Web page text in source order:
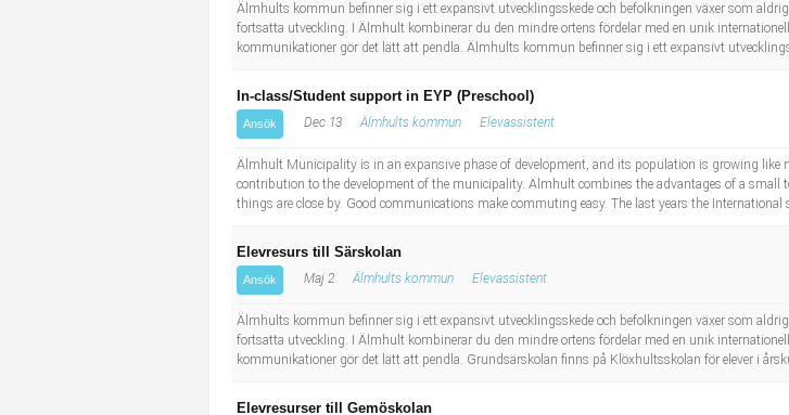
Älmhults kommun befinner sig i ett expansivt utvecklingsskede och befolkningen växer som
fortsatta utveckling. I Älmhult kombinerar du den mindre ortens fördelar med en unik
kommunikationer gör det lätt att pendla. Älmhults kommun befinner sig i ett expansivt
In-class/Student support in EYP (Preschool)
Ansök Dec 13 Älmhults kommun Elevassistent
Älmhult Municipality is in an expansive phase of development, and its population is growing like
contribution to the development of the municipality. Älmhult combines the advantages of a
things are close by. Good communications make commuting easy. The last years the
Elevresurs till Särskolan
Ansök Maj 2 Älmhults kommun Elevassistent
Älmhults kommun befinner sig i ett expansivt utvecklingsskede och befolkningen växer som
fortsatta utveckling. I Älmhult kombinerar du den mindre ortens fördelar med en unik
kommunikationer gör det lätt att pendla. Grundsärskolan finns på Klöxhultsskolan för elever i
Elevresurser till Gemöskolan